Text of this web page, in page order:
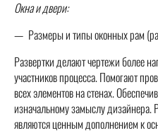
Окна и двери:
Размеры и типы оконных рам
Развертки делают чертежи более
участников процесса. Помогают
всех элементов на стенах.
изначальному замыслу
являются ценным дополнением к